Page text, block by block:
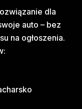
dla
auto – bez
na ogłoszenia.